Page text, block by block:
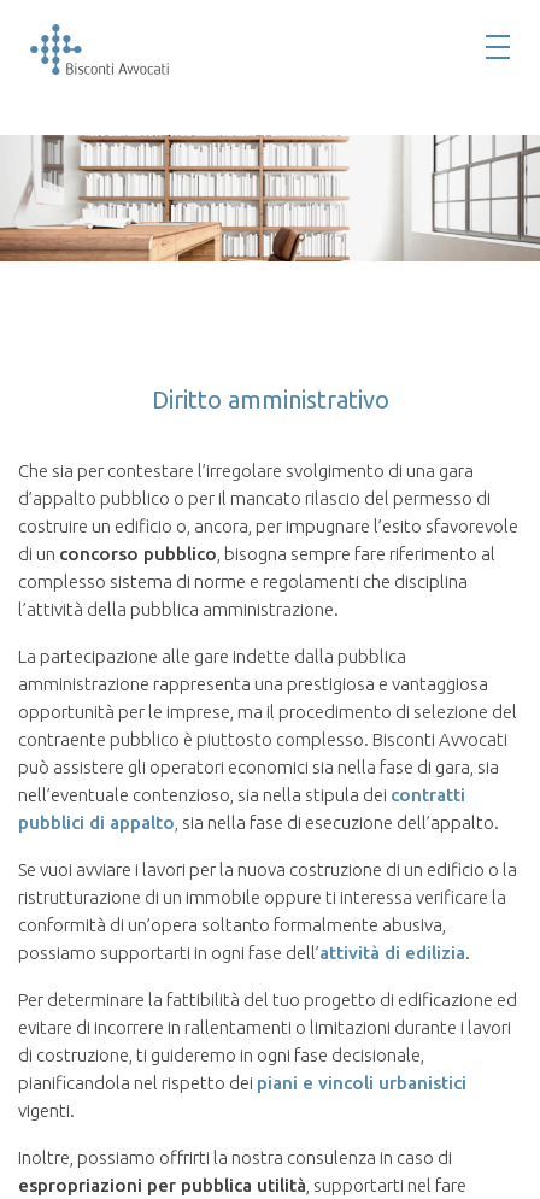
Diritto amministrativo
Che sia per contestare l’irregolare svolgimento di una gara
d’appalto pubblico o per il mancato rilascio del permesso di
costruire un edificio o, ancora, per impugnare l’esito sfavorevole
di un concorso pubblico , bisogna sempre fare riferimento al
complesso sistema di norme e regolamenti che disciplina
l’attività della pubblica amministrazione.
La partecipazione alle gare indette dalla pubblica
amministrazione rappresenta una prestigiosa e vantaggiosa
opportunità per le imprese, ma il procedimento di selezione del
contraente pubblico è piuttosto complesso. Bisconti Avvocati
può assistere gli operatori economici sia nella fase di gara, sia
nell’eventuale contenzioso, sia nella stipula dei contratti
pubblici di appalto , sia nella fase di esecuzione dell’appalto.
Se vuoi avviare i lavori per la nuova costruzione di un edificio o la
ristrutturazione di un immobile oppure ti interessa verificare la
conformità di un’opera soltanto formalmente abusiva,
possiamo supportarti in ogni fase dell’attività di edilizia.
Per determinare la fattibilità del tuo progetto di edificazione ed
evitare di incorrere in rallentamenti o limitazioni durante i lavori
di costruzione, ti guideremo in ogni fase decisionale,
pianificandola nel rispetto dei piani e vincoli urbanistici
vigenti.
Inoltre, possiamo offrirti la nostra consulenza in caso di
espropriazioni per pubblica utilità , supportarti nel fare